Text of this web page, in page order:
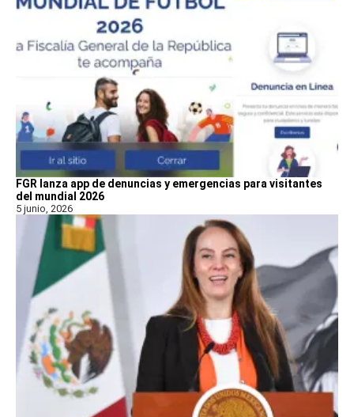
FGR lanza app de denuncias y emergencias para visitantes
del mundial 2026
5 junio, 2026